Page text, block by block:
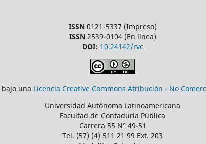
ISSN0121-5337 (Impreso)
ISSN2539-0104 (En línea)
DOI: 10.24142/rvc
bajo una Licencia Creative Commons Atribución - No
Universidad Autónoma Latinoamericana
Facultad de Contaduría Pública
Carrera 55 N° 49-51
Tel. (57) (4) 511 21 99 Ext. 203